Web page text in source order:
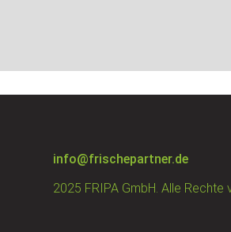
info@frischepartner.de
2025 FRIPA GmbH. Alle Rechte